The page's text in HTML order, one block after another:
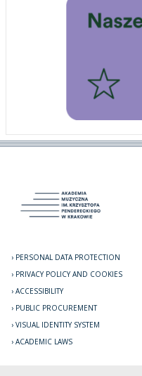
PERSONAL DATA PROTECTION
PRIVACY POLICY AND COOKIES
ACCESSIBILITY
PUBLIC PROCUREMENT
VISUAL IDENTITY SYSTEM
ACADEMIC LAWS